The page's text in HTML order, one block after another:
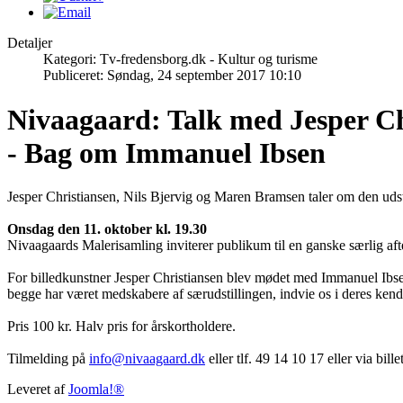
Detaljer
Kategori: Tv-fredensborg.dk - Kultur og turisme
Publiceret: Søndag, 24 september 2017 10:10
Nivaagaard: Talk med Jesper
- Bag om Immanuel Ibsen
Jesper Christiansen, Nils Bjervig og Maren Bramsen taler om den
Onsdag den 11. oktober kl. 19.30
Nivaagaards Malerisamling inviterer publikum til en ganske særlig
For billedkunstner Jesper Christiansen blev mødet med Immanuel
begge har været medskabere af særudstillingen, indvie os i deres
Pris 100 kr. Halv pris for årskortholdere.
Tilmelding på info@nivaagaard.dk eller tlf. 49 14 10 17 eller via
Leveret afJoomla!®